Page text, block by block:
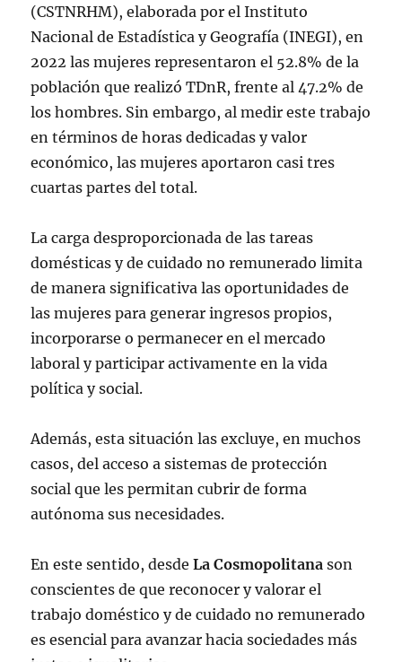
(CSTNRHM), elaborada por el Instituto
Nacional de Estadística y Geografía (INEGI), en
2022 las mujeres representaron el 52.8% de la
población que realizó TDnR, frente al 47.2% de
los hombres. Sin embargo, al medir este trabajo
en términos de horas dedicadas y valor
económico, las mujeres aportaron casi tres
cuartas partes del total.
La carga desproporcionada de las tareas
domésticas y de cuidado no remunerado limita
de manera significativa las oportunidades de
las mujeres para generar ingresos propios,
incorporarse o permanecer en el mercado
laboral y participar activamente en la vida
política y social.
Además, esta situación las excluye, en muchos
casos, del acceso a sistemas de protección
social que les permitan cubrir de forma
autónoma sus necesidades.
En este sentido, desdeLa Cosmopolitana son
conscientes de que reconocer y valorar el
trabajo doméstico y de cuidado no remunerado
es esencial para avanzar hacia sociedades más